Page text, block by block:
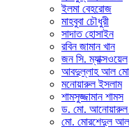
ইলমা বেহরোজ
মাহবুবা চৌধুরী
সাদাত হোসাইন
রবিন জামান খান
জন সি. ম্যাক্সওয়েল
আবদুল্লাহ আল
মনোয়ারুল ইসলাম
শামসুজ্জামান শামস
ড. মো. আনোয়ারুল
মো. মোরশেদুল